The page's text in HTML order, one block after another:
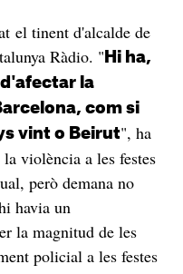
el tinent d'alcalde de
Ràdio. " Hi ha,
la
com si
vint o Beirut", ha
violència a les festes
però demana no
havia un
la magnitud de les
policial a les festes